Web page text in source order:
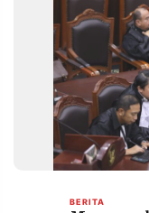
BERITA